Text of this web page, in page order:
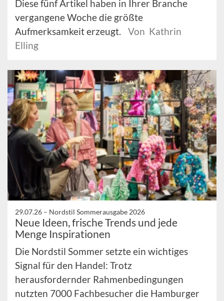
Diese fünf Artikel haben in Ihrer Branche
vergangene Woche die größte
Aufmerksamkeit erzeugt.
Von Kathrin
Elling
29.07.26 – Nordstil Sommerausgabe 2026
Neue Ideen, frische Trends und jede
Menge Inspirationen
Die Nordstil Sommer setzte ein wichtiges
Signal für den Handel: Trotz
herausfordernder Rahmenbedingungen
nutzten 7000 Fachbesucher die Hamburger